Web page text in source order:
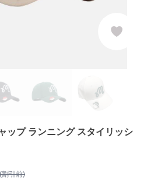
プ ランニング スタイリッシ
引前)